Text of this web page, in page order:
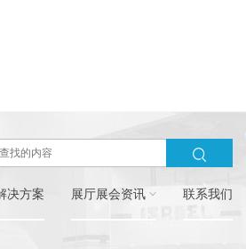
决方案 展厅展会资讯 联系我们